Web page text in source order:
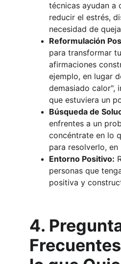
técnicas ayudan a
reducir el estrés,
necesidad de
Reformulación
para transformar
afirmaciones
ejemplo, en lugar
demasiado calor",
que estuviera un
Búsqueda de
enfrentes a un
concéntrate en lo
para resolverlo,
Entorno Positivo:
personas que
positiva y
4.